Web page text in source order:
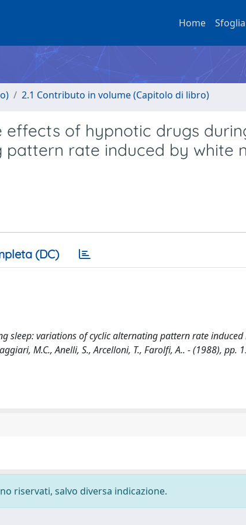
Home Sfoglia
2.1 Contributo in volume (Capitolo di libro)
of hypnotic drugs
rate induced by white
(DC)
sleep: variations of cyclic alternating pattern rate induced
M.C., Anelli, S., Arcelloni, T., Farolfi, A.. - (1988), pp.
riservati, salvo diversa indicazione.